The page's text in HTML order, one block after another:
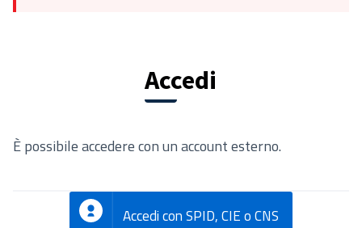
Accedi
È possibile accedere con un account esterno.
Accedi con SPID, CIE o CNS